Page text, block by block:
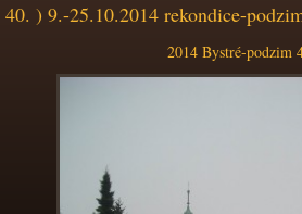
40. ) 9.-25.10.2014 rekondice-
2014 Bystré-podzim